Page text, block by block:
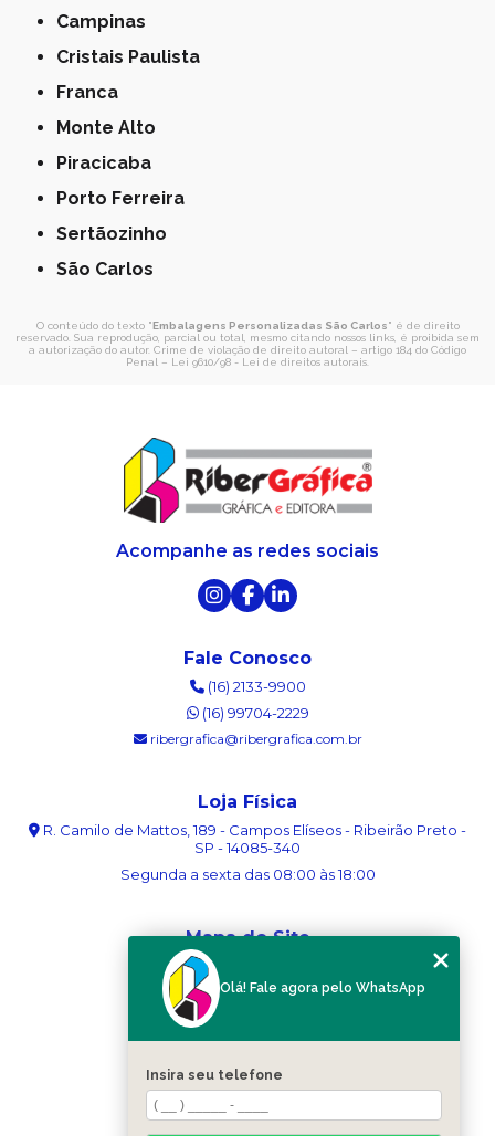
Campinas
Cristais Paulista
Franca
Monte Alto
Piracicaba
Porto Ferreira
Sertãozinho
São Carlos
O conteúdo do texto "Embalagens Personalizadas São Carlos" é de direito
reservado. Sua reprodução, parcial ou total, mesmo citando nossos links, é proibida sem
a autorização do autor. Crime de violação de direito autoral – artigo 184 do Código
Penal – Lei 9610/98 - Lei de direitos autorais.
Acompanhe as redes sociais
Fale Conosco
(16) 2133-9900
(16) 99704-2229
ribergrafica@ribergrafica.com.br
Loja Física
R. Camilo de Mattos, 189 - Campos Elíseos - Ribeirão Preto -
SP - 14085-340
Segunda a sexta das 08:00 às 18:00
Mapa do Site
Sobre nós
Blog
Categorias
Mapa do site
Olá! Fale agora pelo WhatsApp
Insira seu telefone